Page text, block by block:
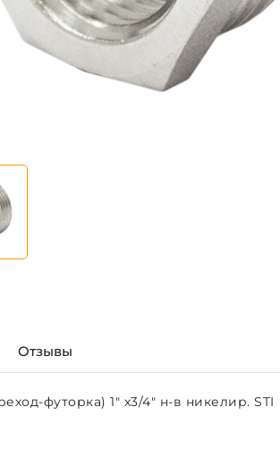
Отзывы
футорка) 1" х3/4" н-в никелир. STI